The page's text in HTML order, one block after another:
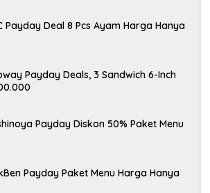
Payday Deal 8 Pcs Ayam Harga Hanya
Payday Deals, 3 Sandwich 6-Inch
Payday Diskon 50% Paket Menu
Payday Paket Menu Harga Hanya